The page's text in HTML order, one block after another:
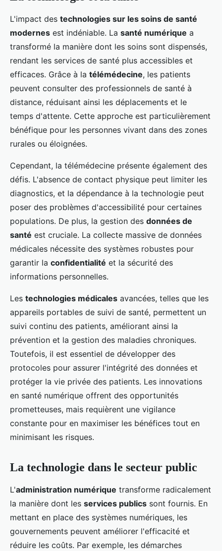
L'impact des technologies sur les soins de santé
modernes est indéniable. La santé numérique a
transformé la manière dont les soins sont dispensés,
rendant les services de santé plus accessibles et
efficaces. Grâce à la télémédecine, les patients
peuvent consulter des professionnels de santé à
distance, réduisant ainsi les déplacements et le
temps d'attente. Cette approche est particulièrement
bénéfique pour les personnes vivant dans des zones
rurales ou éloignées.
Cependant, la télémédecine présente également des
défis. L'absence de contact physique peut limiter les
diagnostics, et la dépendance à la technologie peut
poser des problèmes d'accessibilité pour certaines
populations. De plus, la gestion des données de
santé est cruciale. La collecte massive de données
médicales nécessite des systèmes robustes pour
garantir la confidentialité et la sécurité des
informations personnelles.
Les technologies médicales avancées, telles que les
appareils portables de suivi de santé, permettent un
suivi continu des patients, améliorant ainsi la
prévention et la gestion des maladies chroniques.
Toutefois, il est essentiel de développer des
protocoles pour assurer l'intégrité des données et
protéger la vie privée des patients. Les innovations
en santé numérique offrent des opportunités
prometteuses, mais requièrent une vigilance
constante pour en maximiser les bénéfices tout en
minimisant les risques.
La technologie dans le secteur public
L'administration numérique transforme radicalement
la manière dont les services publics sont fournis. En
mettant en place des systèmes numériques, les
gouvernements peuvent améliorer l'efficacité et
réduire les coûts. Par exemple, les démarches